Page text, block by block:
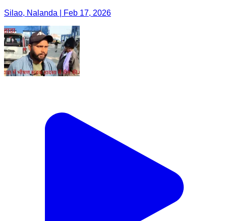
Silao, Nalanda | Feb 17, 2026